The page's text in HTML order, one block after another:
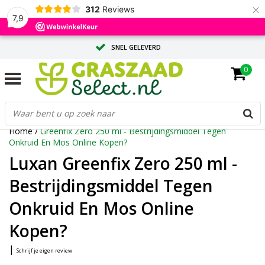
7,9
312 Reviews ×
SNEL GELEVERD
ADVIES OP MAAT DOOR ONZE EXPERTS
GROTE HOEVEELHEID? VRAAG EEN OFFERTE AAN
0
Home/Greenfix Zero 250 ml - Bestrijdingsmiddel Tegen
Onkruid En Mos Online Kopen?
Luxan Greenfix Zero 250 ml -
Bestrijdingsmiddel Tegen
Onkruid En Mos Online
Kopen?
| Schrijf je eigen review